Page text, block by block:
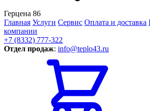
Герцена 86
Главная Услуги Сервис Оплата и доставка
компании
+7 (8332) 777-322
Отдел продаж: info@teplo43.ru